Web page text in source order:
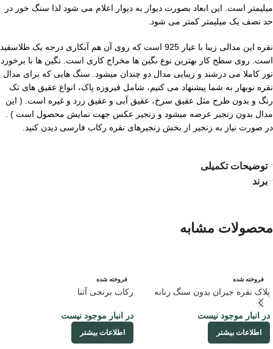
میلیمتر است. این ابعاد بصورت دیوار به دیوار اعلام می شود لذا سنگ خور در
حد نصف یک میلیمتر کمتر می شود.
نقره این مدالی زیبا با عیار 925 است که روی آن هم آبکاری درجه یک طلاسفید
است. روی سطح کار بهترین نوع نگین ها مخراج کاری است. نگین ها با برخورد
نور کاملا می درشند و زیبایی مدال دو چندان میشود. سنگ هایی که برای مدال
نقره نوبهار به شما پیشنهاد می کنیم، شامل فیروزه پاک، انواع عقیق های تک
رنگ و بدون طرح مثل عقیق سرخ، عقیق آبی و عقیق زرد و غیره است. ( این
مدال بدون زنجیر عرضه میشود و زنجیر عکس جهت نمایش محصول است ) .
در صورت نیاز به زنجیر از بخش زنجیرهای نقره رکاب فارسی دیدن کنید.
توضیحات تکمیلی
برند
محصولات مشابه
فروخته شده
پلاک نقره جیران بدون سنگ زنانه
در انبار موجود نیست
اطلاعات بیشتر
فروخته شده
رکاب برنجی آتنا
در انبار موجود نیست
اطلاعات بیشتر